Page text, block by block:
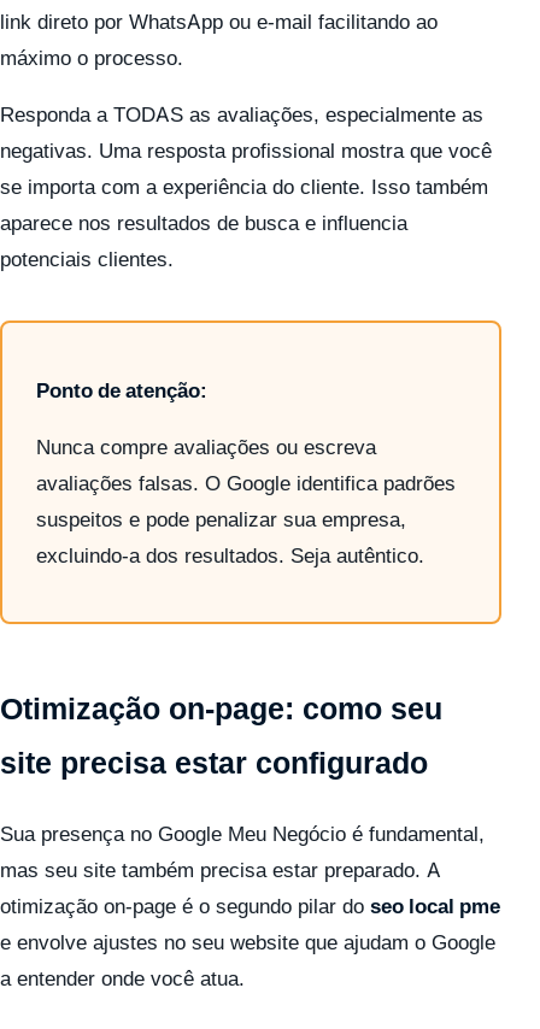
link direto por WhatsApp ou e-mail facilitando ao
máximo o processo.
Responda a TODAS as avaliações, especialmente as
negativas. Uma resposta profissional mostra que você
se importa com a experiência do cliente. Isso também
aparece nos resultados de busca e influencia
potenciais clientes.
Ponto de atenção:
Nunca compre avaliações ou escreva
avaliações falsas. O Google identifica padrões
suspeitos e pode penalizar sua empresa,
excluindo-a dos resultados. Seja autêntico.
Otimização on-page: como seu
site precisa estar configurado
Sua presença no Google Meu Negócio é fundamental,
mas seu site também precisa estar preparado. A
otimização on-page é o segundo pilar do seo local pme
e envolve ajustes no seu website que ajudam o Google
a entender onde você atua.